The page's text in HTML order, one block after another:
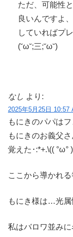
ただ、可能性
良いんですよ
していればプ
(˘ω˘;三;˘ω˘)
なし より:
2025年5月25日 10:57
もにきのパパは
もにきのお義父
覚えた･:*+.\(( °ω°
ここから導かれ
もにき様は…光属
私はバロワ並み